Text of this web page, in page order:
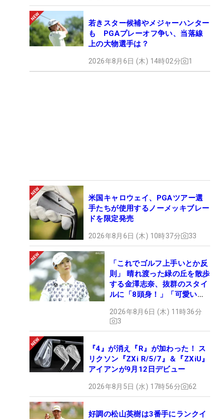
若きスター候補やメジャーハンター
も PGAプレーオフ争い、当落線
上の大物選手は？
2026年8月6日 (木) 14時02分 1
米国キャロウェイ、PGAツアー選
手たちが使用するノーメッキブレー
ドを限定発売
2026年8月6日 (木) 10時37分 33
「これでゴルフ上手いとか反
則」 晴れ渡った緑の丘を散歩
する金澤志奈、抜群のスタイ
ルに「8頭身！」「可愛いに
2026年8月6日 (木) 11時36分
3
『4』が消え『R』が加わった！ ス
リクソン『ZXi R/5/7』＆『ZXiU』
アイアンが9月12日デビュー
2026年8月5日 (水) 17時56分 62
好調の松山英樹は3番手にランクイ